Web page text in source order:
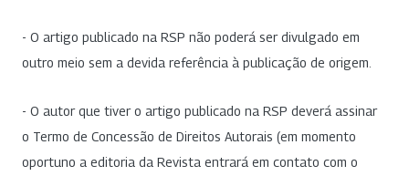
- O artigo publicado na RSP não poderá ser divulgado em
outro meio sem a devida referência à publicação de origem.
- O autor que tiver o artigo publicado na RSP deverá assinar
o Termo de Concessão de Direitos Autorais (em momento
oportuno a editoria da Revista entrará em contato com o